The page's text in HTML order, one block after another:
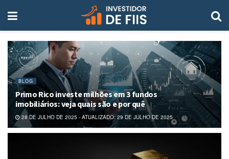
BLOG
Primo Rico investe milhões em 3 fundos
imobiliários: veja quais são e por quê
28 DE JULHO DE 2025 - ATUALIZADO: 29 DE JULHO DE 2025